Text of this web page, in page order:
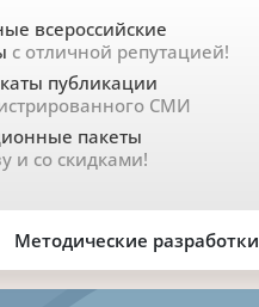
всероссийские
с отличной репутацией!
публикации
СМИ
пакеты
и со скидками!
Методические разработки